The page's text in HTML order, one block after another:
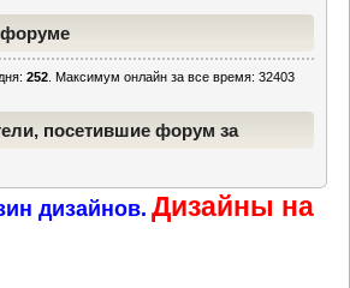
252 . Максимум онлайн за все время: 32403
посетившие форум за
дизайнов. Дизайны на